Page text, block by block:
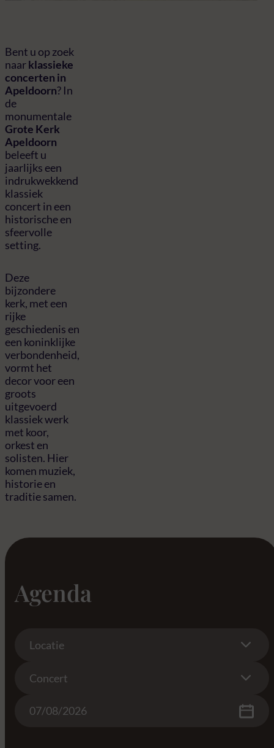
Bent u op zoek
naarklassieke
concerten in
Apeldoorn? In
de
monumentale
Grote Kerk
Apeldoorn
beleeft u
jaarlijks een
indrukwekkend
klassiek
concert in een
historische en
sfeervolle
setting.
Deze
bijzondere
kerk, met een
rijke
geschiedenis en
een koninklijke
verbondenheid,
vormt het
decor voor een
groots
uitgevoerd
klassiek werk
met koor,
orkest en
solisten. Hier
komen muziek,
historie en
traditie samen.
Agenda
Locatie
Concert